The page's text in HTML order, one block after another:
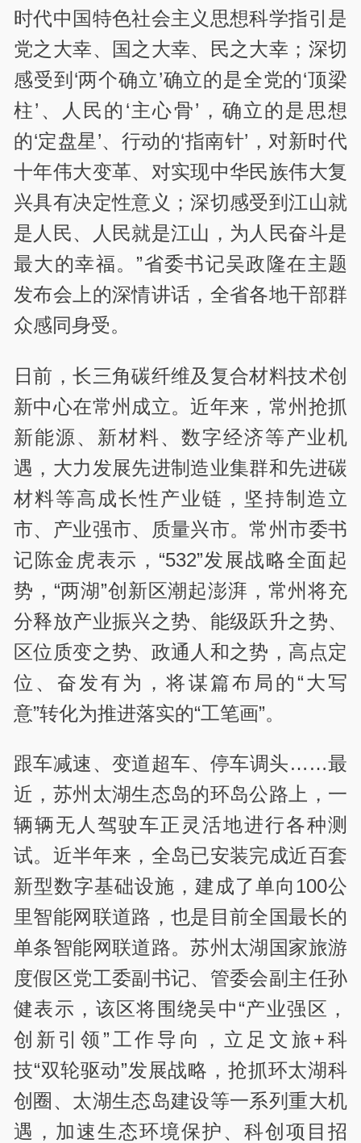
时代中国特色社会主义思想科学指引是
党之大幸、国之大幸、民之大幸；深切
感受到‘两个确立’确立的是全党的‘顶梁
柱’、人民的‘主心骨’，确立的是思想
的‘定盘星’、行动的‘指南针’，对新时代
十年伟大变革、对实现中华民族伟大复
兴具有决定性意义；深切感受到江山就
是人民、人民就是江山，为人民奋斗是
最大的幸福。”省委书记吴政隆在主题
发布会上的深情讲话，全省各地干部群
众感同身受。
日前，长三角碳纤维及复合材料技术创
新中心在常州成立。近年来，常州抢抓
新能源、新材料、数字经济等产业机
遇，大力发展先进制造业集群和先进碳
材料等高成长性产业链，坚持制造立
市、产业强市、质量兴市。常州市委书
记陈金虎表示，“532”发展战略全面起
势，“两湖”创新区潮起澎湃，常州将充
分释放产业振兴之势、能级跃升之势、
区位质变之势、政通人和之势，高点定
位、奋发有为，将谋篇布局的“大写
意”转化为推进落实的“工笔画”。
跟车减速、变道超车、停车调头……最
近，苏州太湖生态岛的环岛公路上，一
辆辆无人驾驶车正灵活地进行各种测
试。近半年来，全岛已安装完成近百套
新型数字基础设施，建成了单向100公
里智能网联道路，也是目前全国最长的
单条智能网联道路。苏州太湖国家旅游
度假区党工委副书记、管委会副主任孙
健表示，该区将围绕吴中“产业强区，
创新引领”工作导向，立足文旅+科
技“双轮驱动”发展战略，抢抓环太湖科
创圈、太湖生态岛建设等一系列重大机
遇，加速生态环境保护、科创项目招